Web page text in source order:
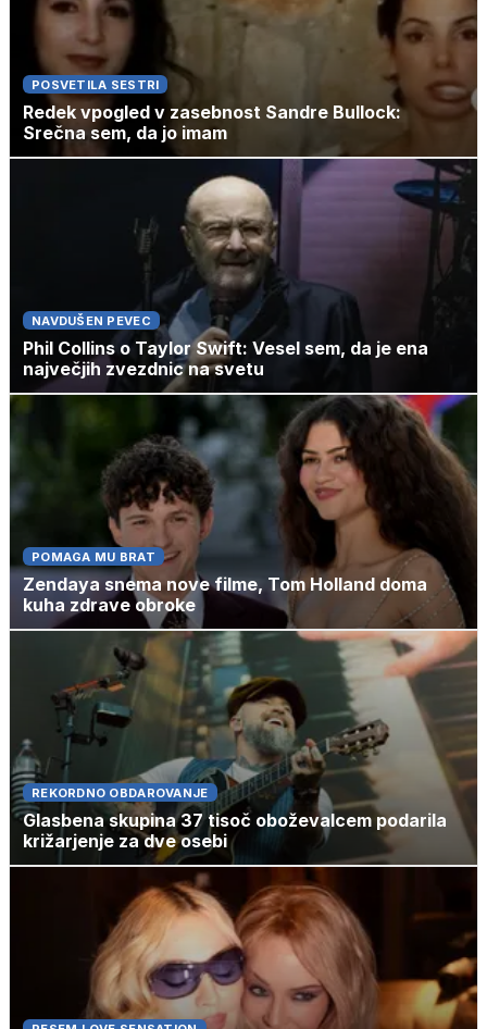
POSVETILA SESTRI
Redek vpogled v zasebnost Sandre Bullock:
Srečna sem, da jo imam
NAVDUŠEN PEVEC
Phil Collins o Taylor Swift: Vesel sem, da je ena
največjih zvezdnic na svetu
POMAGA MU BRAT
Zendaya snema nove filme, Tom Holland doma
kuha zdrave obroke
REKORDNO OBDAROVANJE
Glasbena skupina 37 tisoč oboževalcem podarila
križarjenje za dve osebi